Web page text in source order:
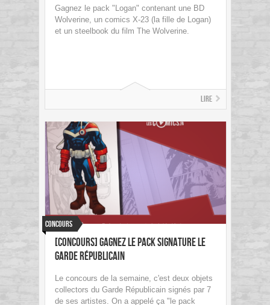
Gagnez le pack "Logan" contenant une BD
Wolverine, un comics X-23 (la fille de Logan)
et un steelbook du film The Wolverine.
Lire
Concours
[concours] Gagnez le pack signature Le
Garde Républicain
Le concours de la semaine, c'est deux objets
collectors du Garde Républicain signés par 7
de ses artistes. On a appelé ça "le pack